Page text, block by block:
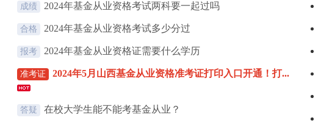
成绩 2024年基金从业资格考试两科要一起过吗
合格 2024年基金从业资格考试多少分过
报考 2024年基金从业资格证需要什么学历
准考证 2024年5月山西基金从业资格准考证打印入口开通！打...
答疑 在校大学生能不能考基金从业？